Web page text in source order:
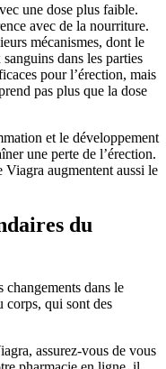
une dose plus faible.
avec de la nourriture.
mécanismes, dont le
dans les parties
pour l’érection, mais
pas plus que la dose
et le développement
une perte de l’érection.
augmentent aussi le
du
changements dans le
corps, qui sont des
assurez-vous de vous